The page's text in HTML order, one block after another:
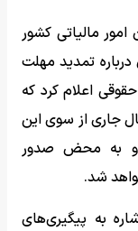
مالیاتی کشور
تمدید مهلت
اعلام کرد که
جاری از سوی این
و به محض صدور
شد.
به پیگیری‌های